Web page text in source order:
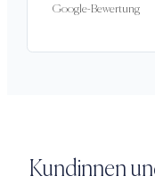
Google-Bewertung
Kundinnen